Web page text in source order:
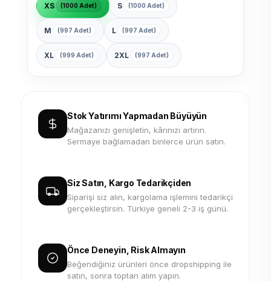
XS (1000 Adet) S (1000 Adet)
M (997 Adet) L (997 Adet)
XL (999 Adet) 2XL (997 Adet)
Stok Yatırımı Yapmadan Büyüyün
Mağazanızı genişletin, kârınızı artırın.
Sermaye bağlamadan binlerce ürün satın.
Siz Satın, Kargo Tedarikçiden
Siparişi siz alın, kargolama işlemini tedarikçi
gerçekleştirsin. Türkiye geneli 2-3 iş günü.
Önce Deneyin, Risk Almayın
Beğendiğiniz ürünleri önce dropshipping ile
satın, sonra toptan alım yapın.